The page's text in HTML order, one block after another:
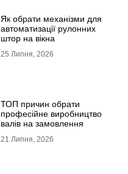
Як обрати механізми для
автоматизації рулонних
штор на вікна
25 Липня, 2026
ТОП причин обрати
професійне виробництво
валів на замовлення
21 Липня, 2026